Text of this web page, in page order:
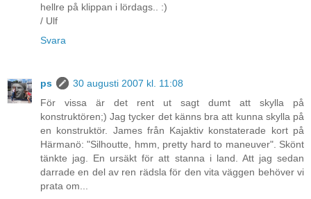
hellre på klippan i lördags.. :)
/ Ulf
Svara
ps
30 augusti 2007 kl. 11:08
För vissa är det rent ut sagt dumt att skylla på
konstruktören;) Jag tycker det känns bra att kunna skylla på
en konstruktör. James från Kajaktiv konstaterade kort på
Härmanö: "Silhoutte, hmm, pretty hard to maneuver". Skönt
tänkte jag. En ursäkt för att stanna i land. Att jag sedan
darrade en del av ren rädsla för den vita väggen behöver vi
prata om...